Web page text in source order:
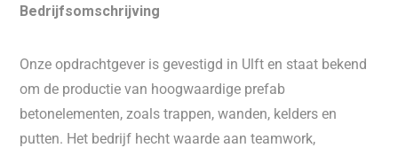
Bedrijfsomschrijving
Onze opdrachtgever is gevestigd in Ulft en staat bekend
om de productie van hoogwaardige prefab
betonelementen, zoals trappen, wanden, kelders en
putten. Het bedrijf hecht waarde aan teamwork,